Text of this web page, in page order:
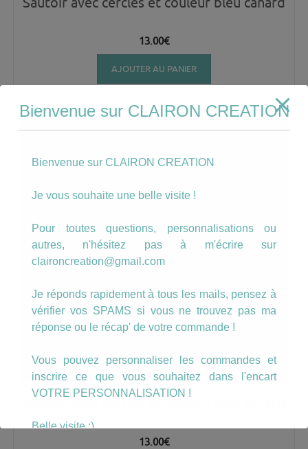
13.00€
AJOUTER AU PANIER
13.00€
Bienvenue sur CLAIRON CREATION
Bienvenue sur CLAIRON CREATION
Je vous souhaite une belle visite !
Pour toutes questions, personnalisations ou
autres, n'hésitez pas à m'écrire sur
claironcreation@gmail.com
Je réponds rapidement à tous les mails, pensez à
vérifier vos SPAMS si vous ne trouvez pas ma
réponse ou le récap' de votre commande !
Vous pouvez personnaliser les commandes et
inscrire ce que vous souhaitez dans l'encart
VOTRE PERSONNALISATION !
Belle visite :)